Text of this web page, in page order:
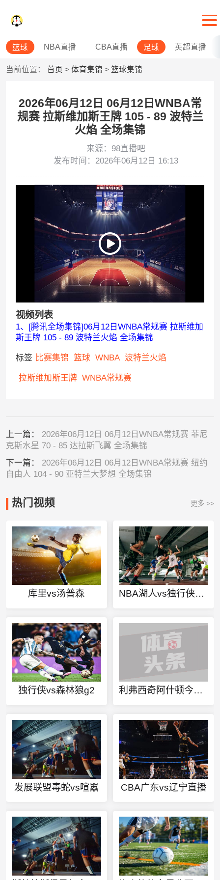
篮球 NBA直播 CBA直播 足球 英超直播
当前位置： 首页 > 体育集锦 > 篮球集锦
2026年06月12日 06月12日WNBA常
规赛 拉斯维加斯王牌 105 - 89 波特兰
火焰 全场集锦
来源：98直播吧
发布时间：2026年06月12日 16:13
视频列表
1、[腾讯全场集锦]06月12日WNBA常规赛 拉斯维加
斯王牌 105 - 89 波特兰火焰 全场集锦
标签 比赛集锦 篮球 WNBA 波特兰火焰
拉斯维加斯王牌 WNBA常规赛
上一篇： 2026年06月12日 06月12日WNBA常规赛 菲尼
克斯水星 70 - 85 达拉斯飞翼 全场集锦
下一篇： 2026年06月12日 06月12日WNBA常规赛 纽约
自由人 104 - 90 亚特兰大梦想 全场集锦
热门视频 更多 >>
库里vs汤普森 NBA湖人vs独行侠直播
独行侠vs森林狼g2 利弗西奇阿什顿今日赛事
发展联盟毒蛇vs喧嚣 CBA广东vs辽宁直播